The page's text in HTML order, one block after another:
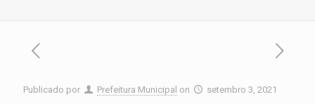
Publicado por Prefeitura Municipal on setembro 3, 2021